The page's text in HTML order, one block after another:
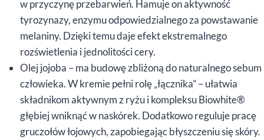
w przyczynę przebarwień. Hamuje on aktywność
tyrozynazy, enzymu odpowiedzialnego za powstawanie
melaniny. Dzięki temu daje efekt ekstremalnego
rozświetlenia i jednolitości cery.
Olej jojoba – ma budowę zbliżoną do naturalnego sebum
człowieka. W kremie pełni rolę „łącznika” – ułatwia
składnikom aktywnym z ryżu i kompleksu Biowhite®
głębiej wniknąć w naskórek. Dodatkowo reguluje pracę
gruczołów łojowych, zapobiegając błyszczeniu się skóry.